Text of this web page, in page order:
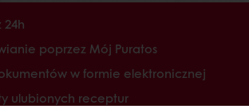
poprzez Mój Puratos
w formie elektronicznej
ulubionych receptur